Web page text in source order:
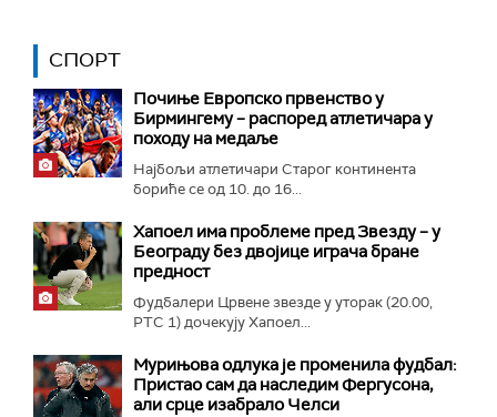
СПОРТ
Почиње Европско првенство у
Бирмингему – распоред атлетичара у
походу на медаље
Најбољи атлетичари Старог континента
бориће се од 10. до 16...
Хапоел има проблеме пред Звезду – у
Београду без двојице играча бране
предност
Фудбалери Црвене звезде у уторак (20.00,
РТС 1) дочекују Хапоел...
Мурињова одлука је променила фудбал:
Пристао сам да наследим Фергусона,
али срце изабрало Челси